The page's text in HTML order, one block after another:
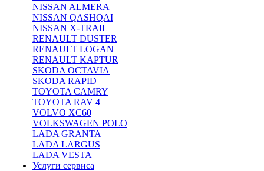
NISSAN ALMERA
NISSAN QASHQAI
NISSAN X-TRAIL
RENAULT DUSTER
RENAULT LOGAN
RENAULT KAPTUR
SKODA OCTAVIA
SKODA RAPID
TOYOTA CAMRY
TOYOTA RAV 4
VOLVO XC60
VOLKSWAGEN POLO
LADA GRANTA
LADA LARGUS
LADA VESTA
Услуги сервиса